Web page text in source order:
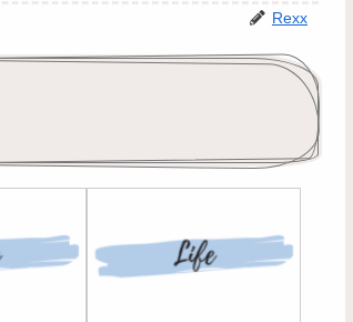
Rexx